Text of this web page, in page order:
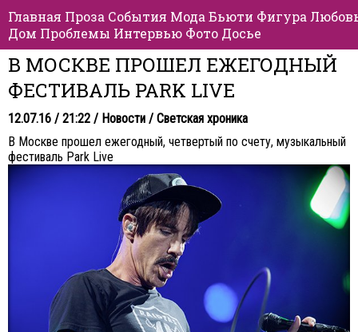
Главная Проза События Мода Бьюти Фигура
Дом Проблемы Интервью Фото Досье
В МОСКВЕ ПРОШЕЛ ЕЖЕГОДНЫЙ
ФЕСТИВАЛЬ PARK LIVE
12.07.16 / 21:22 / Новости / Светская хроника
В Москве прошел ежегодный, четвертый по счету, музыкальный
фестиваль Park Live